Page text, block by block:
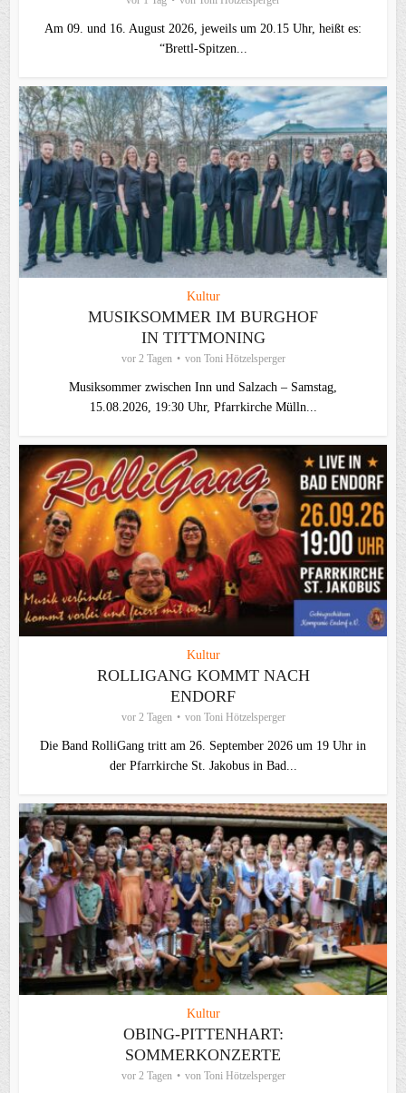
Am 09. und 16. August 2026, jeweils um 20.15 Uhr, heißt es:
“Brettl-Spitzen...
Kultur
MUSIKSOMMER IM BURGHOF
IN TITTMONING
vor 2 Tagen von Toni Hötzelsperger
Musiksommer zwischen Inn und Salzach – Samstag,
15.08.2026, 19:30 Uhr, Pfarrkirche Mülln...
Kultur
ROLLIGANG KOMMT NACH
ENDORF
vor 2 Tagen von Toni Hötzelsperger
Die Band RolliGang tritt am 26. September 2026 um 19 Uhr in
der Pfarrkirche St. Jakobus in Bad...
Kultur
OBING-PITTENHART:
SOMMERKONZERTE
vor 2 Tagen von Toni Hötzelsperger